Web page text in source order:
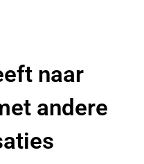
naar
andere